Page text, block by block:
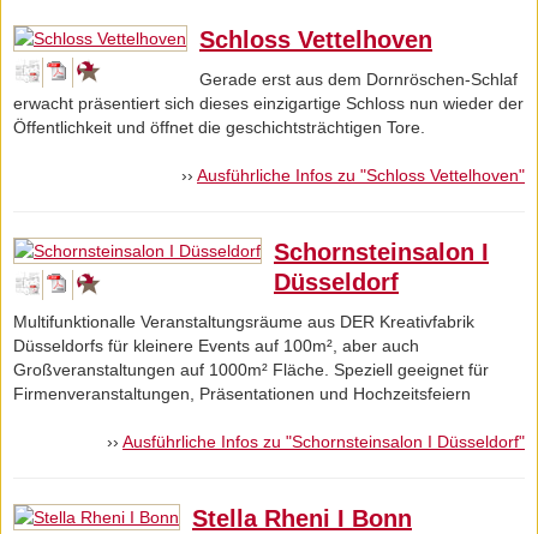
Schloss Vettelhoven
Gerade erst aus dem Dornröschen-Schlaf
erwacht präsentiert sich dieses einzigartige Schloss nun wieder der
Öffentlichkeit und öffnet die geschichtsträchtigen Tore.
›› Ausführliche Infos zu "Schloss Vettelhoven"
Schornsteinsalon I
Düsseldorf
Multifunktionalle Veranstaltungsräume aus DER Kreativfabrik
Düsseldorfs für kleinere Events auf 100m², aber auch
Großveranstaltungen auf 1000m² Fläche. Speziell geeignet für
Firmenveranstaltungen, Präsentationen und Hochzeitsfeiern
›› Ausführliche Infos zu "Schornsteinsalon I Düsseldorf"
Stella Rheni I Bonn